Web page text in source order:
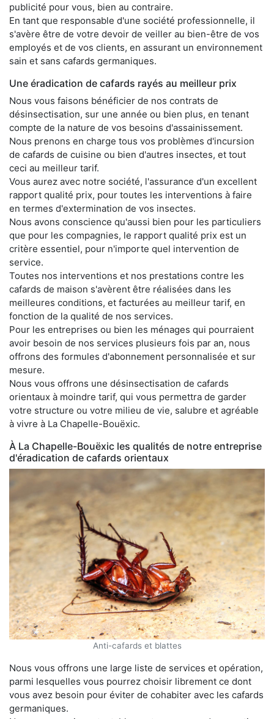
publicité pour vous, bien au contraire.
En tant que responsable d'une société professionnelle, il
s'avère être de votre devoir de veiller au bien-être de vos
employés et de vos clients, en assurant un environnement
sain et sans cafards germaniques.
Une éradication de cafards rayés au meilleur prix
Nous vous faisons bénéficier de nos contrats de
désinsectisation, sur une année ou bien plus, en tenant
compte de la nature de vos besoins d'assainissement.
Nous prenons en charge tous vos problèmes d'incursion
de cafards de cuisine ou bien d'autres insectes, et tout
ceci au meilleur tarif.
Vous aurez avec notre société, l'assurance d'un excellent
rapport qualité prix, pour toutes les interventions à faire
en termes d'extermination de vos insectes.
Nous avons conscience qu'aussi bien pour les particuliers
que pour les compagnies, le rapport qualité prix est un
critère essentiel, pour n'importe quel intervention de
service.
Toutes nos interventions et nos prestations contre les
cafards de maison s'avèrent être réalisées dans les
meilleures conditions, et facturées au meilleur tarif, en
fonction de la qualité de nos services.
Pour les entreprises ou bien les ménages qui pourraient
avoir besoin de nos services plusieurs fois par an, nous
offrons des formules d'abonnement personnalisée et sur
mesure.
Nous vous offrons une désinsectisation de cafards
orientaux à moindre tarif, qui vous permettra de garder
votre structure ou votre milieu de vie, salubre et agréable
à vivre à La Chapelle-Bouëxic.
À La Chapelle-Bouëxic les qualités de notre entreprise
d'éradication de cafards orientaux
Anti-cafards et blattes
Nous vous offrons une large liste de services et opération,
parmi lesquelles vous pourrez choisir librement ce dont
vous avez besoin pour éviter de cohabiter avec les cafards
germaniques.